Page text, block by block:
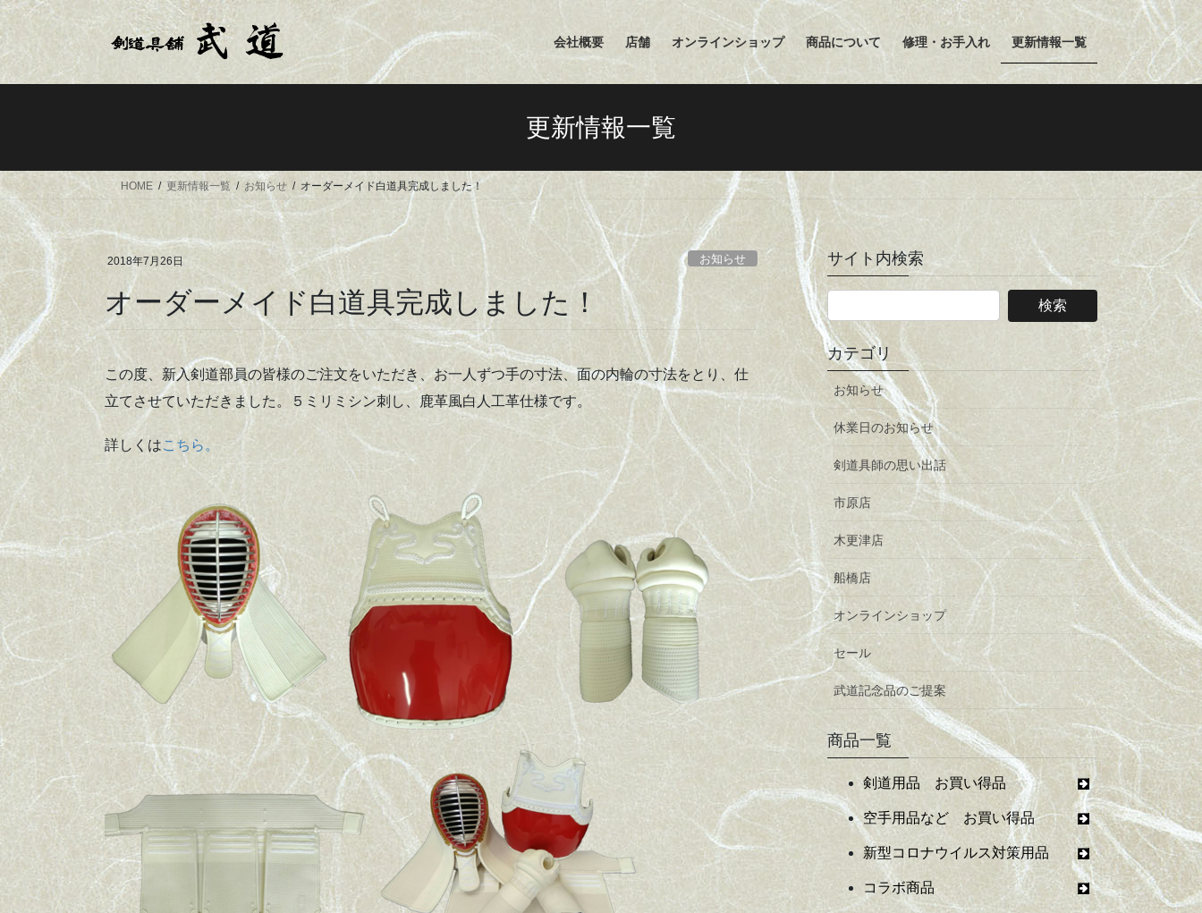
コ
ン
テ
ン
プ
ナ
ビ
ゲ
ー
動
会社概要 店舗 オンラインショップ 商品について 修理・お手入れ 更新情報一覧
更新情報一覧
HOME 更新情報一覧 お知らせ オーダーメイド白道具完成しました！
2018年7月26日 お知らせ
オーダーメイド白道具完成しました！
この度、新入剣道部員の皆様のご注文をいただき、お一人ずつ手の寸法、面の内輪の寸法をとり、仕
立てさせていただきました。５ミリミシン刺し、鹿革風白人工革仕様です。
詳しくはこちら。
サイト内検索
カテゴリ
お知らせ
休業日のお知らせ
剣道具師の思い出話
市原店
木更津店
船橋店
オンラインショップ
セール
武道記念品のご提案
商品一覧
剣道用品 お買い得品
空手用品など お買い得品
新型コロナウイルス対策用品
コラボ商品